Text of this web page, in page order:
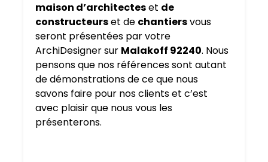
maison d’architecteset de
constructeurset de chantiersvous
seront présentées par votre
ArchiDesigner sur Malakoff 92240. Nous
pensons que nos références sont autant
de démonstrations de ce que nous
savons faire pour nos clients et c’est
avec plaisir que nous vous les
présenterons.